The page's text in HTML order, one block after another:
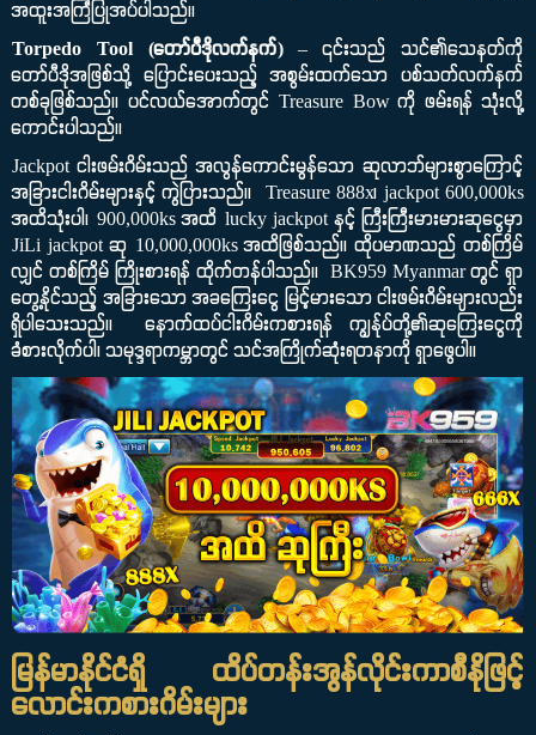
အထူးအကြံပြုအပ်ပါသည်။
Torpedo Tool (တော်ပီဒိုလက်နက်)– ၎င်းသည် သင်၏သေနတ်ကို
တော်ပီဒိုအဖြစ်သို့ ပြောင်းပေးသည့် အစွမ်းထက်သော ပစ်သတ်လက်နက်
တစ်ခုဖြစ်သည်။ ပင်လယ်အောက်တွင် Treasure Bow ကို ဖမ်းရန် သုံးလို့
ကောင်းပါသည်။
Jackpot ငါးဖမ်းဂိမ်းသည် အလွန်ကောင်းမွန်သော ဆုလာဘ်များစွာကြောင့်
အခြားငါးဂိမ်းများနှင့် ကွဲပြားသည်။ Treasure 888x၊ jackpot 600,000ks
အထိသုံးပါ၊ 900,000ks အထိ lucky jackpot နှင့် ကြီးကြီးမားမားဆုငွေမှာ
JiLi jackpot ဆု 10,000,000ks အထိဖြစ်သည်။ ထိုပမာဏသည် တစ်ကြိမ်
လျှင် တစ်ကြိမ် ကြိုးစားရန် ထိုက်တန်ပါသည်။ BK959 Myanmar တွင် ရှာ
တွေ့နိုင်သည့် အခြားသော အခကြေးငွေ မြင့်မားသော ငါးဖမ်းဂိမ်းများလည်း
ရှိပါသေးသည်။ နောက်ထပ်ငါးဂိမ်းကစားရန် ကျွန်ုပ်တို့၏ဆုကြေးငွေကို
ခံစားလိုက်ပါ၊ သမုဒ္ဒရာကမ္ဘာတွင် သင်အကြိုက်ဆုံးရတနာကို ရှာဖွေပါ။
မြန်မာနိုင်ငံရှိ ထိပ်တန်းအွန်လိုင်းကာစီနိုဖြင့်
လောင်းကစားဂိမ်းများ